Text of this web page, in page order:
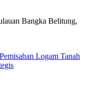
Bangka Belitung,
Logam Tanah